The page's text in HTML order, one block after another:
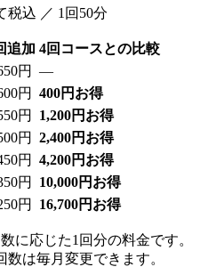
税込 ／ 1回50分
追加 4回コースとの比較
円
—
円
400円お得
円
1,200円お得
円
2,400円お得
円
4,200円お得
円
10,000円お得
円 16,700円お得
に応じた1回分の料金です。
は毎月変更できます。